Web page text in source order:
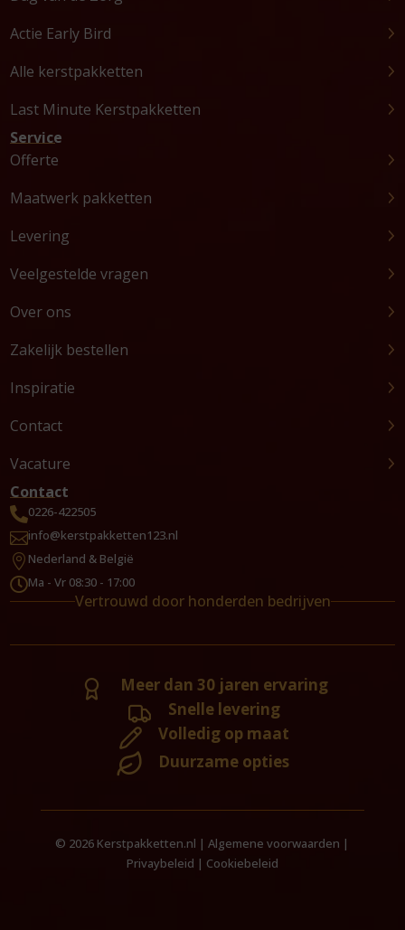
Actie Early Bird
Alle kerstpakketten
Last Minute Kerstpakketten
Service
Offerte
Maatwerk pakketten
Levering
Veelgestelde vragen
Over ons
Zakelijk bestellen
Inspiratie
Contact
Vacature
Contact
0226-422505
info@kerstpakketten123.nl
 Nederland & België
Ma - Vr 08:30 - 17:00
Vertrouwd door honderden bedrijven
Meer dan 30 jaren ervaring
Snelle levering
Volledig op maat
Duurzame opties
© 2026 Kerstpakketten.nl |Algemene voorwaarden |
Privaybeleid | Cookiebeleid